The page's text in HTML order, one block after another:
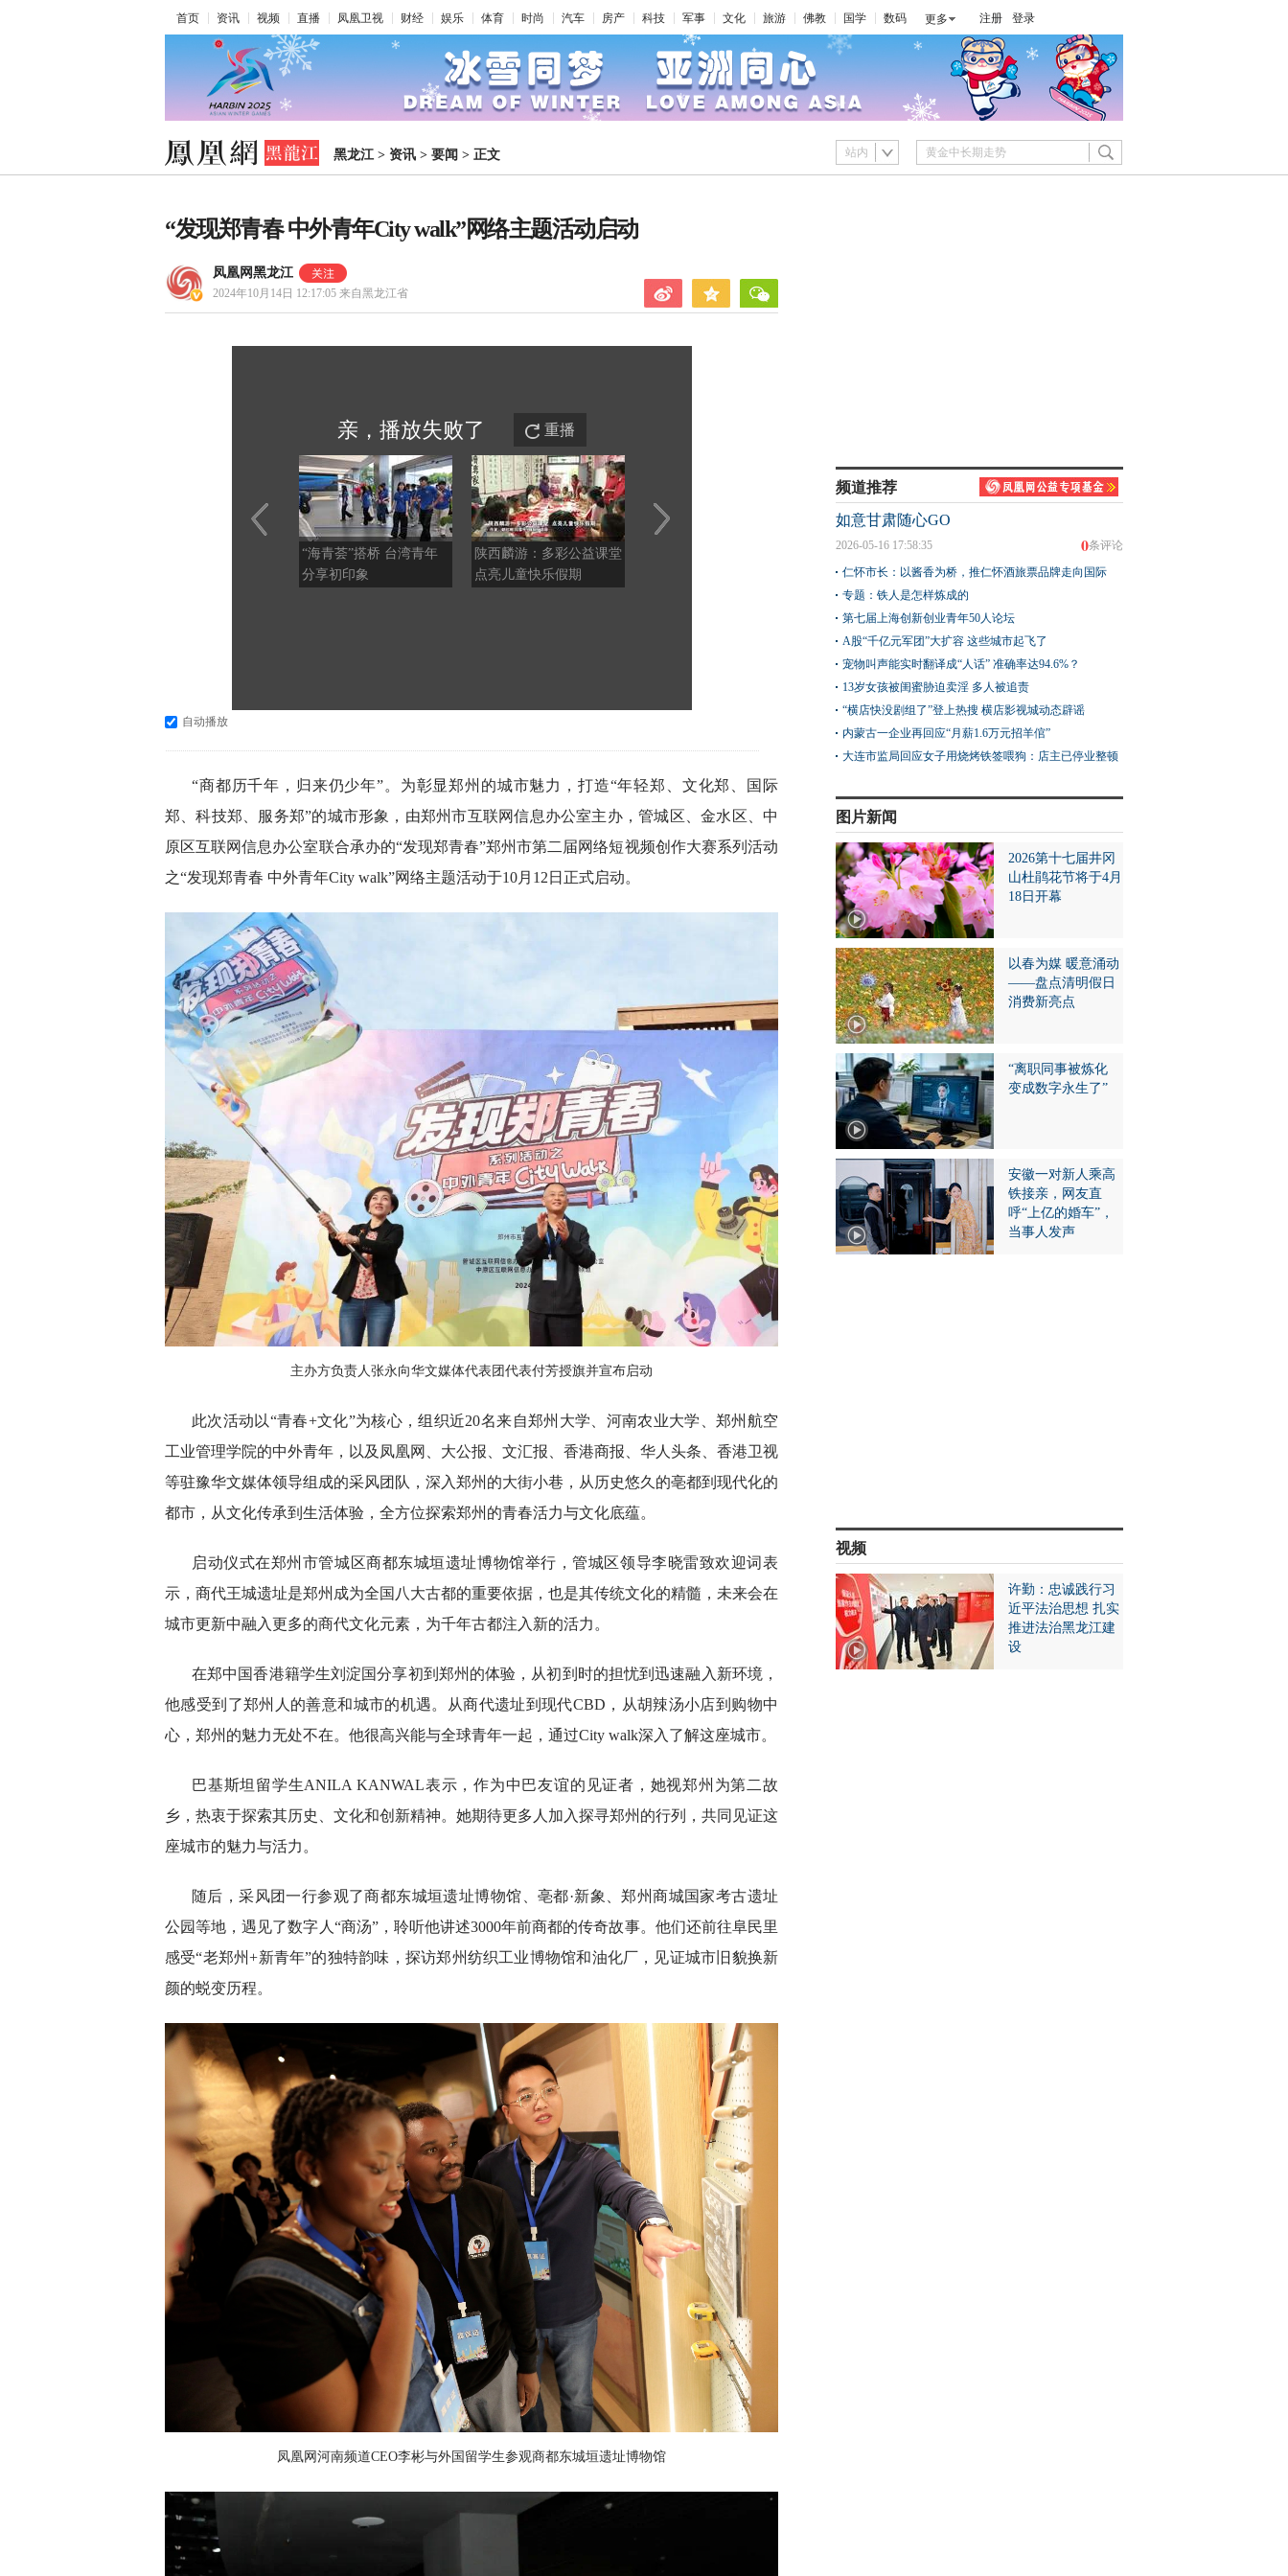
首页 资讯 视频 直播 凤凰卫视 财经 娱乐 体育 时尚 汽车 房产 科技 军事 文化 旅游 佛教 国学 数码 更多 注册 登录
黑龙江> 资讯 > 要闻 > 正文 站内
“发现郑青春 中外青年City walk”网络主题活动启动
凤凰网黑龙江
2024年10月14日 12:17:05 来自黑龙江省
亲，播放失败了 重播
“海青荟”搭桥 台湾青年
分享初印象
陕西麟游：多彩公益课堂
点亮儿童快乐假期
秋瀑潺潺送清凉，初秋黄
巢瀑布风光在线
济南黄巢瀑布便民市集山
货飘香
自动播放
“商都历千年，归来仍少年”。为彰显郑州的城市魅力，打造“年轻郑、文化郑、国际
郑、科技郑、服务郑”的城市形象，由郑州市互联网信息办公室主办，管城区、金水区、中
原区互联网信息办公室联合承办的“发现郑青春”郑州市第二届网络短视频创作大赛系列活动
之“发现郑青春 中外青年City walk”网络主题活动于10月12日正式启动。
主办方负责人张永向华文媒体代表团代表付芳授旗并宣布启动
此次活动以“青春+文化”为核心，组织近20名来自郑州大学、河南农业大学、郑州航空
工业管理学院的中外青年，以及凤凰网、大公报、文汇报、香港商报、华人头条、香港卫视
等驻豫华文媒体领导组成的采风团队，深入郑州的大街小巷，从历史悠久的亳都到现代化的
都市，从文化传承到生活体验，全方位探索郑州的青春活力与文化底蕴。
启动仪式在郑州市管城区商都东城垣遗址博物馆举行，管城区领导李晓雷致欢迎词表
示，商代王城遗址是郑州成为全国八大古都的重要依据，也是其传统文化的精髓，未来会在
城市更新中融入更多的商代文化元素，为千年古都注入新的活力。
在郑中国香港籍学生刘淀国分享初到郑州的体验，从初到时的担忧到迅速融入新环境，
他感受到了郑州人的善意和城市的机遇。从商代遗址到现代CBD，从胡辣汤小店到购物中
心，郑州的魅力无处不在。他很高兴能与全球青年一起，通过City walk深入了解这座城市。
巴基斯坦留学生ANILA KANWAL表示，作为中巴友谊的见证者，她视郑州为第二故
乡，热衷于探索其历史、文化和创新精神。她期待更多人加入探寻郑州的行列，共同见证这
座城市的魅力与活力。
随后，采风团一行参观了商都东城垣遗址博物馆、亳都·新象、郑州商城国家考古遗址
公园等地，遇见了数字人“商汤”，聆听他讲述3000年前商都的传奇故事。他们还前往阜民里
感受“老郑州+新青年”的独特韵味，探访郑州纺织工业博物馆和油化厂，见证城市旧貌换新
颜的蜕变历程。
凤凰网河南频道CEO李彬与外国留学生参观商都东城垣遗址博物馆
频道推荐
如意甘肃随心GO
0条评论
2026-05-16 17:58:35
仁怀市长：以酱香为桥，推仁怀酒旅票品牌走向国际
专题：铁人是怎样炼成的
第七届上海创新创业青年50人论坛
A股“千亿元军团”大扩容 这些城市起飞了
宠物叫声能实时翻译成“人话” 准确率达94.6%？
13岁女孩被闺蜜胁迫卖淫 多人被追责
“横店快没剧组了”登上热搜 横店影视城动态辟谣
内蒙古一企业再回应“月薪1.6万元招羊倌”
大连市监局回应女子用烧烤铁签喂狗：店主已停业整顿
图片新闻
2026第十七届井冈
山杜鹃花节将于4月
18日开幕
以春为媒 暖意涌动
——盘点清明假日
消费新亮点
“离职同事被炼化
变成数字永生了”
安徽一对新人乘高
铁接亲，网友直
呼“上亿的婚车”，
当事人发声
视频
许勤：忠诚践行习
近平法治思想 扎实
推进法治黑龙江建
设